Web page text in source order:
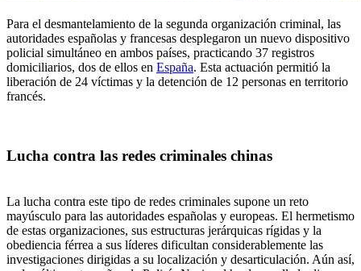
Para el desmantelamiento de la segunda organización criminal, las
autoridades españolas y francesas desplegaron un nuevo dispositivo
policial simultáneo en ambos países, practicando 37 registros
domiciliarios, dos de ellos en España. Esta actuación permitió la
liberación de 24 víctimas y la detención de 12 personas en territorio
francés.
Lucha contra las redes criminales chinas
La lucha contra este tipo de redes criminales supone un reto
mayúsculo para las autoridades españolas y europeas. El hermetismo
de estas organizaciones, sus estructuras jerárquicas rígidas y la
obediencia férrea a sus líderes dificultan considerablemente las
investigaciones dirigidas a su localización y desarticulación. Aún así,